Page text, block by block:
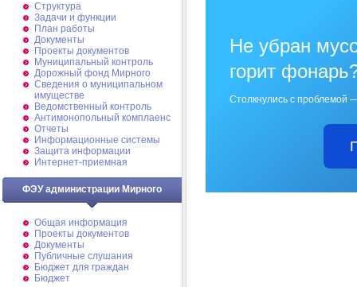
Структура
Задачи и функции
План работы
Документы
Проекты документов
Муниципальный контроль
Дорожный фонд Мирного
Cведения о муниципальном
имуществе
Ведомственный контроль
Антимонопольный комплаенс
Отчеты
Информационные системы
Защита информации
Интернет-приемная
ФЭУ администрации Мирного
Общая информация
Проекты документов
Документы
Публичные слушания
Бюджет для граждан
Бюджет
Не убран
горит
Столкнулись с проблемой